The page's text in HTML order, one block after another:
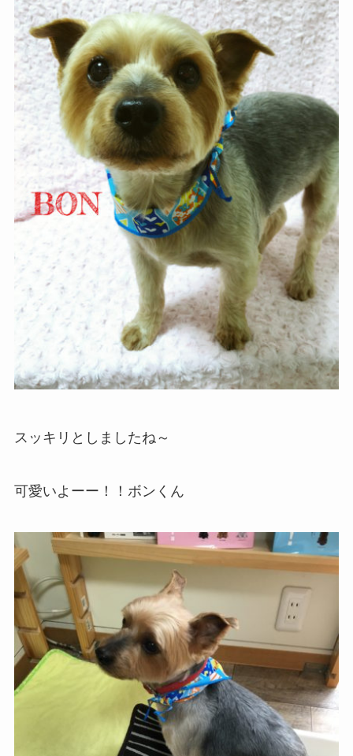
スッキリとしましたね～
可愛いよーー！！ボンくん